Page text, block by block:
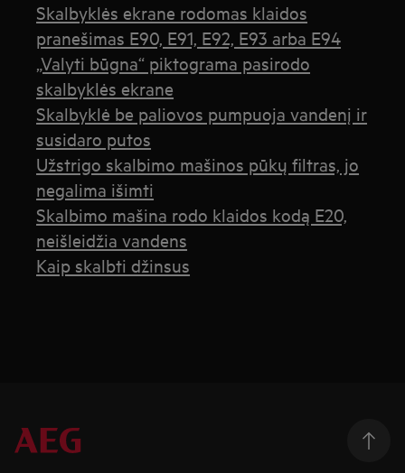
Skalbyklės ekrane rodomas klaidos
pranešimas E90, E91, E92, E93 arba E94
„Valyti būgna“ piktograma pasirodo
skalbyklės ekrane
Skalbyklė be paliovos pumpuoja vandenį ir
susidaro putos
Užstrigo skalbimo mašinos pūkų filtras, jo
negalima išimti
Skalbimo mašina rodo klaidos kodą E20,
neišleidžia vandens
Kaip skalbti džinsus